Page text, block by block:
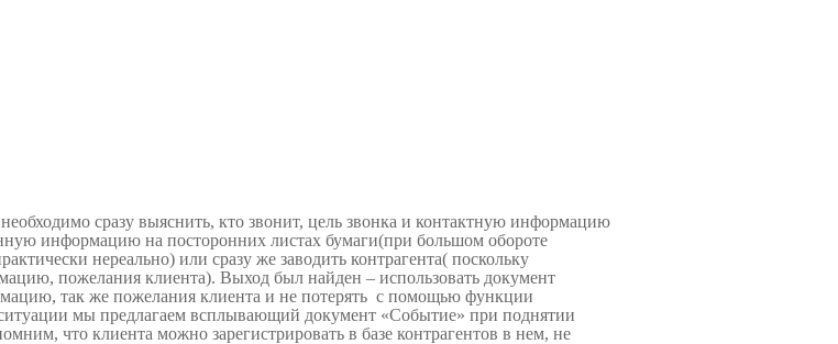
сразу выяснить, кто звонит, цель звонка и контактную информацию
информацию на посторонних листах бумаги(при большом обороте
нереально) или сразу же заводить контрагента( поскольку
пожелания клиента). Выход был найден – использовать документ
так же пожелания клиента и не потерять с помощью функции
мы предлагаем всплывающий документ «Событие» при поднятии
что клиента можно зарегистрировать в базе контрагентов в нем, не